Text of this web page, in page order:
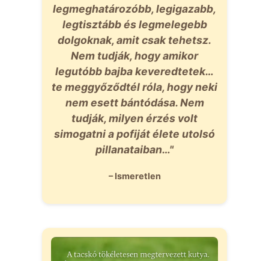
legmeghatározóbb, legigazabb,
legtisztább és legmelegebb
dolgoknak, amit csak tehetsz.
Nem tudják, hogy amikor
legutóbb bajba keveredtetek…
te meggyőződtél róla, hogy neki
nem esett bántódása. Nem
tudják, milyen érzés volt
simogatni a pofiját élete utolsó
pillanataiban…"
– Ismeretlen